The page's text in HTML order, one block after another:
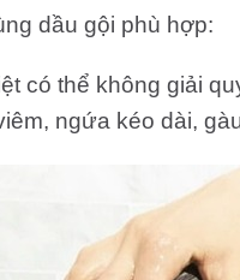
dầu gội phù hợp:
có thể không giải
ngứa kéo dài,